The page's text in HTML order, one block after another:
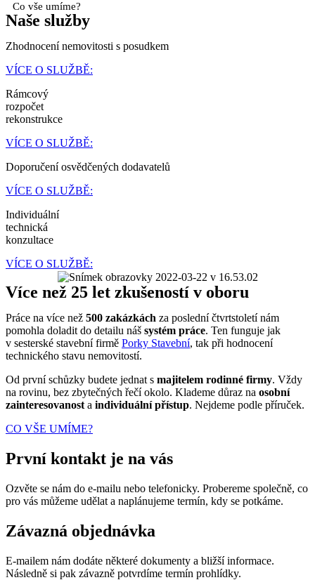
Co vše umíme?
Naše služby
Zhodnocení nemovitosti s posudkem
VÍCE O SLUŽBĚ:
Rámcový
rozpočet
rekonstrukce
VÍCE O SLUŽBĚ:
Doporučení osvědčených dodavatelů
VÍCE O SLUŽBĚ:
Individuální
technická
konzultace
VÍCE O SLUŽBĚ:
Více než 25 let zkušeností v oboru
Práce na více než 500 zakázkách za poslední čtvrtstoletí nám
pomohla doladit do detailu náš systém práce. Ten funguje jak
v sesterské stavební firmě Porky Stavební, tak při hodnocení
technického stavu nemovitostí.
Od první schůzky budete jednat s majitelem rodinné firmy. Vždy
na rovinu, bez zbytečných řečí okolo. Klademe důraz na osobní
zainteresovanost a individuální přístup. Nejdeme podle příruček.
CO VŠE UMÍME?
První kontakt je na vás
Ozvěte se nám do e-mailu nebo telefonicky. Probereme společně, co
pro vás můžeme udělat a naplánujeme termín, kdy se potkáme.
Závazná objednávka
E-mailem nám dodáte některé dokumenty a bližší informace.
Následně si pak závazně potvrdíme termín prohlídky.